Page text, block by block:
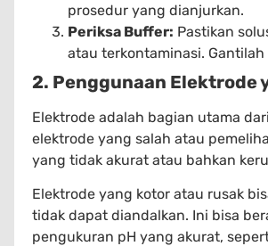
prosedur yang dianjurkan.
Periksa Buffer: Pastikan
atau terkontaminasi.
2. Penggunaan Elektrode
Elektrode adalah bagian utama
elektrode yang salah atau
yang tidak akurat atau bahkan
Elektrode yang kotor atau rusak
tidak dapat diandalkan. Ini bisa
pengukuran pH yang akurat,